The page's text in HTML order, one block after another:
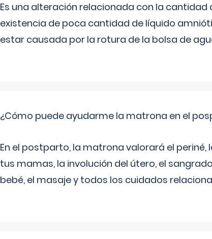
Es una alteración relacionada con la
existencia de poca cantidad de líquido
estar causada por la rotura de la bolsa de
¿Cómo puede ayudarme la matrona en el
En el postparto, la matrona valorará el
tus mamas, la involución del útero, el
bebé, el masaje y todos los cuidados